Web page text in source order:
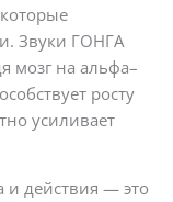
Звуки ГОНГА
мозг на альфа–
росту
усиливает
и действия — это